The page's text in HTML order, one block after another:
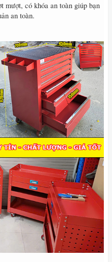
mượt, có khóa an toàn giúp bạn
an toàn.